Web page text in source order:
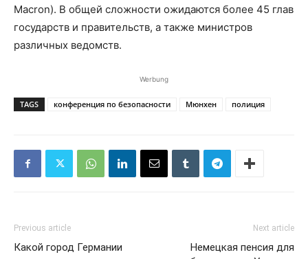
Macron). В общей сложности ожидаются более 45 глав
государств и правительств, а также министров
различных ведомств.
Werbung
TAGS конференция по безопасности Мюнхен полиция
Previous article
Какой город Германии
Next article
Немецкая пенсия для